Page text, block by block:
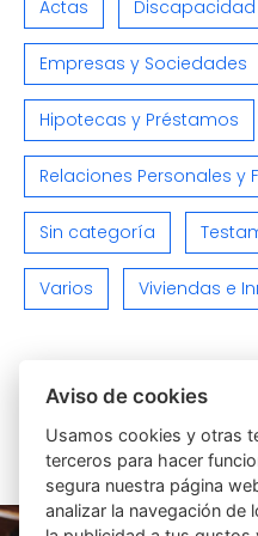
Actas Discapacidad
Empresas y Sociedades
Hipotecas y Préstamos
Relaciones Personales y
Sin categoría
Varios Viviendas e
ARTÍCULOS
Aviso de cookies
Usamos cookies y otras
terceros para hacer
segura nuestra página
analizar la navegación de